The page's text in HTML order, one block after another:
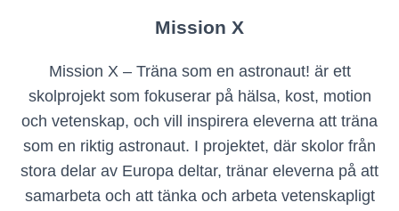
Mission X
Mission X – Träna som en astronaut! är ett
skolprojekt som fokuserar på hälsa, kost, motion
och vetenskap, och vill inspirera eleverna att träna
som en riktig astronaut. I projektet, där skolor från
stora delar av Europa deltar, tränar eleverna på att
samarbeta och att tänka och arbeta vetenskapligt